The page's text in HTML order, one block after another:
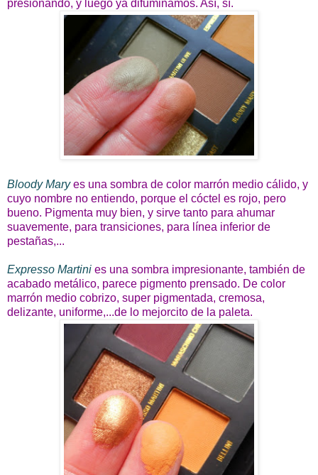
presionando, y luego ya difuminamos. Así, sí.
Bloody Maryes una sombra de color marrón medio cálido, y
cuyo nombre no entiendo, porque el cóctel es rojo, pero
bueno. Pigmenta muy bien, y sirve tanto para ahumar
suavemente, para transiciones, para línea inferior de
pestañas,...
Expresso Martini es una sombra impresionante, también de
acabado metálico, parece pigmento prensado. De color
marrón medio cobrizo, super pigmentada, cremosa,
delizante, uniforme,...de lo mejorcito de la paleta.